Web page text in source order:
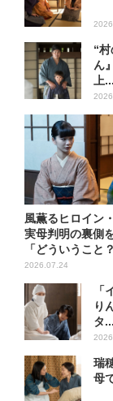
“
ん
上...
風薫るヒロイン
実母判明の裏側
「どういうこと
2026.07.24
り
タ...
瑞
母